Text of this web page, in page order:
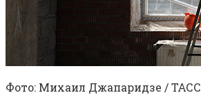
Фото: Михаил Джапаридзе / ТАСС